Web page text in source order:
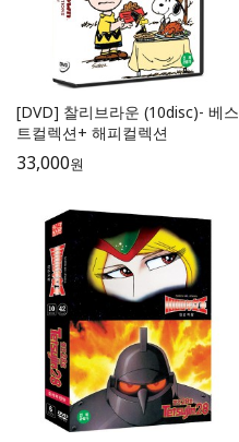
[DVD] 찰리브라운 (10disc)- 베스
트컬렉션+ 해피컬렉션
33,000원